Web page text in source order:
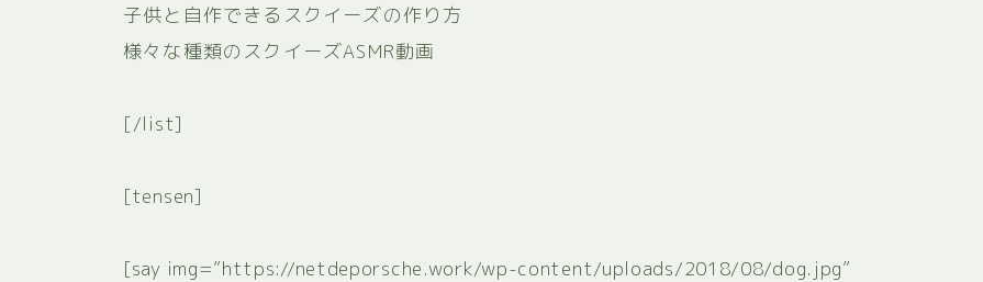
子供と自作できるスクイーズの作り方
様々な種類のスクイーズASMR動画
[/list]
[tensen]
[say img=”https://netdeporsche.work/wp-content/uploads/2018/08/dog.jpg”